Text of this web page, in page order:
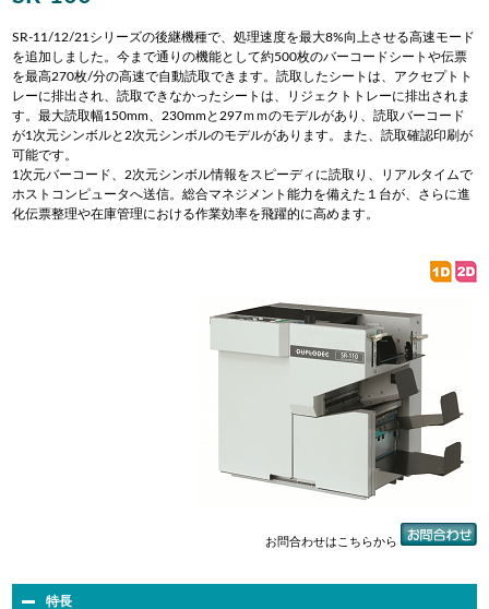
SR-11/12/21シリーズの後継機種で、処理速度を最大8%向上させる高速モード
を追加しました。今まで通りの機能として約500枚のバーコードシートや伝票
を最高270枚/分の高速で自動読取できます。読取したシートは、アクセプトト
レーに排出され、読取できなかったシートは、リジェクトトレーに排出されま
す。最大読取幅150mm、230mmと297ｍｍのモデルがあり、読取バーコード
が1次元シンボルと2次元シンボルのモデルがあります。また、読取確認印刷が
可能です。
1次元バーコード、2次元シンボル情報をスピーディに読取り、リアルタイムで
ホストコンピュータへ送信。総合マネジメント能力を備えた１台が、さらに進
化伝票整理や在庫管理における作業効率を飛躍的に高めます。
お問合わせはこちらから
特長